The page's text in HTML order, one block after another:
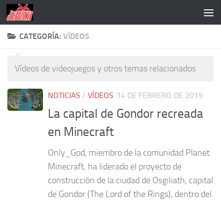
Saltar al contenido
CATEGORÍA: VÍDEOS
Vídeos de videojuegos y otros temas relacionados
NOTICIAS / VÍDEOS 14 DE FEBRERO DE 2015
La capital de Gondor recreada
en Minecraft
Only_God, miembro de la comunidad Planet
Minecraft, ha liderado el proyecto de
construcción de la ciudad de Osgiliath, capital
de Gondor (The Lord of the Rings), dentro del